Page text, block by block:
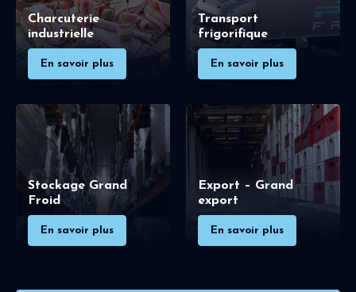
Charcuterie
industrielle
En savoir plus
Transport
frigorifique
En savoir plus
Stockage Grand
Froid
En savoir plus
Export – Grand
export
En savoir plus